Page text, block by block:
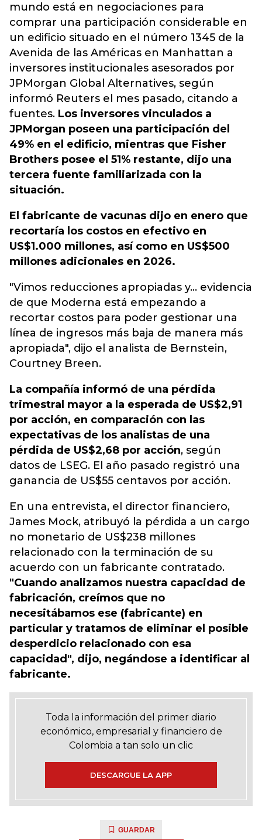
mundo está en negociaciones para
comprar una participación considerable en
un edificio situado en el número 1345 de la
Avenida de las Américas en Manhattan a
inversores institucionales asesorados por
JPMorgan Global Alternatives, según
informó Reuters el mes pasado, citando a
fuentes. Los inversores vinculados a
JPMorgan poseen una participación del
49% en el edificio, mientras que Fisher
Brothers posee el 51% restante, dijo una
tercera fuente familiarizada con la
situación.
El fabricante de vacunas dijo en enero que
recortaría los costos en efectivo en
US$1.000 millones, así como en US$500
millones adicionales en 2026.
"Vimos reducciones apropiadas y... evidencia
de que Moderna está empezando a
recortar costos para poder gestionar una
línea de ingresos más baja de manera más
apropiada", dijo el analista de Bernstein,
Courtney Breen.
La compañía informó de una pérdida
trimestral mayor a la esperada de US$2,91
por acción, en comparación con las
expectativas de los analistas de una
pérdida de US$2,68 por acción, según
datos de LSEG. El año pasado registró una
ganancia de US$55 centavos por acción.
En una entrevista, el director financiero,
James Mock, atribuyó la pérdida a un cargo
no monetario de US$238 millones
relacionado con la terminación de su
acuerdo con un fabricante contratado.
"Cuando analizamos nuestra capacidad de
fabricación, creímos que no
necesitábamos ese (fabricante) en
particular y tratamos de eliminar el posible
desperdicio relacionado con esa
capacidad", dijo, negándose a identificar al
fabricante.
Toda la información del primer diario
económico, empresarial y financiero de
Colombia a tan solo un clic
DESCARGUE LA APP
GUARDAR